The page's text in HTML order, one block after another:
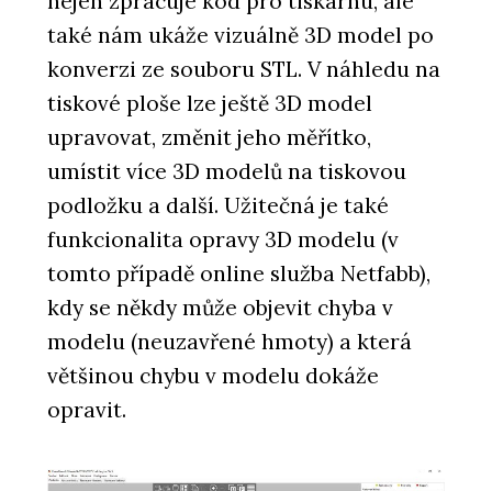
také nám ukáže vizuálně 3D model po
konverzi ze souboru STL. V náhledu na
tiskové ploše lze ještě 3D model
upravovat, změnit jeho měřítko,
umístit více 3D modelů na tiskovou
podložku a další. Užitečná je také
funkcionalita opravy 3D modelu (v
tomto případě online služba Netfabb),
kdy se někdy může objevit chyba v
modelu (neuzavřené hmoty) a která
většinou chybu v modelu dokáže
opravit.